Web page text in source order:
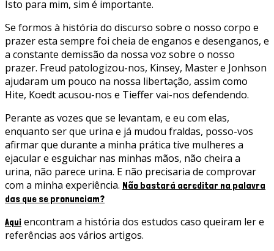
Isto para mim, sim é importante.
Se formos à história do discurso sobre o nosso corpo e
prazer esta sempre foi cheia de enganos e desenganos, e
a constante demissão da nossa voz sobre o nosso
prazer. Freud patologizou-nos, Kinsey, Master e Jonhson
ajudaram um pouco na nossa libertação, assim como
Hite, Koedt acusou-nos e Tieffer vai-nos defendendo.
Perante as vozes que se levantam, e eu com elas,
enquanto ser que urina e já mudou fraldas, posso-vos
afirmar que durante a minha prática tive mulheres a
ejacular e esguichar nas minhas mãos, não cheira a
urina, não parece urina. E não precisaria de comprovar
com a minha experiência. Não bastará acreditar na palavra
das que se pronunciam?
Aqui encontram a história dos estudos caso queiram ler e
referências aos vários artigos.